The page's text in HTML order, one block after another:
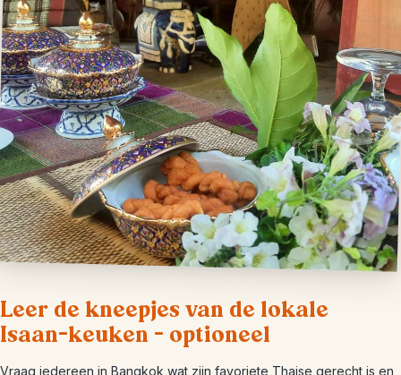
Leer de kneepjes van de lokale
Isaan-keuken – optioneel
Vraag iedereen in Bangkok wat zijn favoriete Thaise gerecht is en